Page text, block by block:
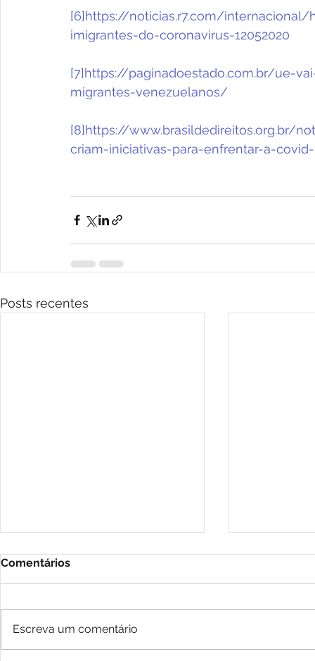
[6]https://noticias.r7.com/
imigrantes-do-coronavirus-12052020
[7]https://paginadoestado.com.br/ue-
migrantes-venezuelanos/
[8]https://www.brasildedireitos.org.br/
criam-iniciativas-para-enfrentar-a-
Posts recentes
Comentários
Escreva um comentário